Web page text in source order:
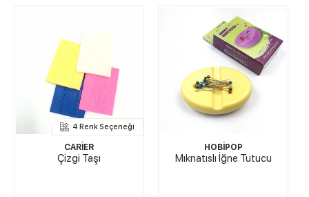
4 Renk Seçeneği
CARİER
Çizgi Taşı
HOBİPOP
Mıknatıslı İğne Tutucu